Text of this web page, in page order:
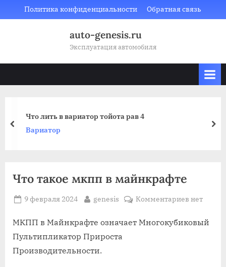
to
Политика конфиденциальности Обратная связь
auto-genesis.ru
Эксплуатация автомобиля
Что лить в вариатор тойота рав 4
Вариатор
prev
Что такое мкпп в майнкрафте
Posted
9 февраля 2024 By
genesis Комментариевк
Что
нет
МКПП в Майнкрафте означает Многокубиковый
Пультипликатор Прироста
Производительности.